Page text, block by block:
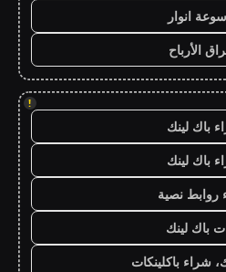
انوار
الأرباح
!
باك لينك
باك لينك
روابط نصية
باك لينك
شراء باكلينكات